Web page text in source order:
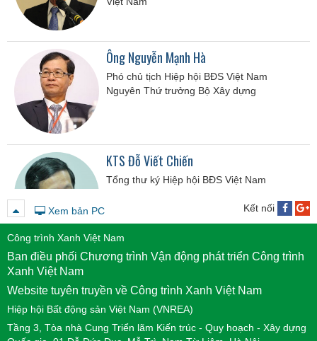
Ông Nguyễn Mạnh Hà
Phó chủ tịch Hiệp hội BĐS Việt Nam
Nguyên Thứ trưởng Bộ Xây dựng
KTS Đỗ Viết Chiến
Tổng thư ký Hiệp hội BĐS Việt Nam
Ông Nguyễn Tuấn Anh
Chủ tịch Công ty Quản lý quỹ Vietinbank
Xem bản PC Kết nối
Công trình Xanh Việt Nam
Ban điều phối Chương trình Vận động phát triển Công trình
Xanh Việt Nam
Website tuyên truyền về Công trình Xanh Việt Nam
Hiệp hội Bất động sản Việt Nam (VNREA)
Tầng 3, Tòa nhà Cung Triển lãm Kiến trúc - Quy hoạch - Xây dựng